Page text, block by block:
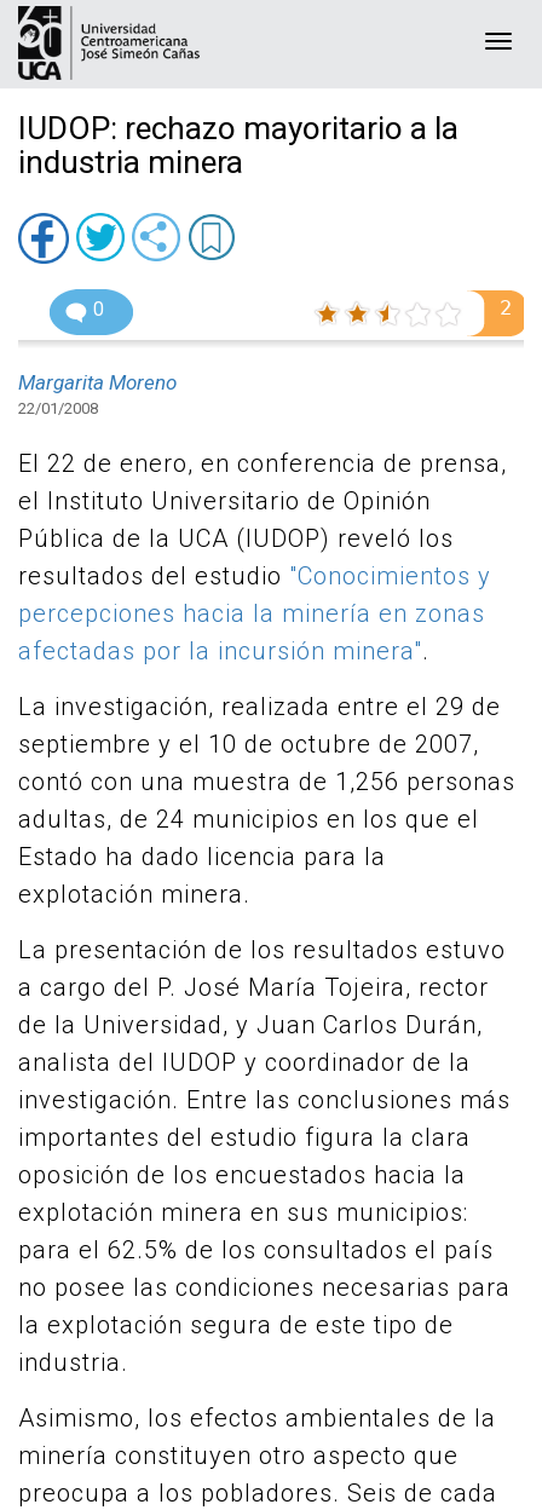
IUDOP: rechazo mayoritario a la
industria minera
0 2
Margarita Moreno
22/01/2008
El 22 de enero, en conferencia de prensa,
el Instituto Universitario de Opinión
Pública de la UCA (IUDOP) reveló los
resultados del estudio "Conocimientos y
percepciones hacia la minería en zonas
afectadas por la incursión minera".
La investigación, realizada entre el 29 de
septiembre y el 10 de octubre de 2007,
contó con una muestra de 1,256 personas
adultas, de 24 municipios en los que el
Estado ha dado licencia para la
explotación minera.
La presentación de los resultados estuvo
a cargo del P. José María Tojeira, rector
de la Universidad, y Juan Carlos Durán,
analista del IUDOP y coordinador de la
investigación. Entre las conclusiones más
importantes del estudio figura la clara
oposición de los encuestados hacia la
explotación minera en sus municipios:
para el 62.5% de los consultados el país
no posee las condiciones necesarias para
la explotación segura de este tipo de
industria.
Asimismo, los efectos ambientales de la
minería constituyen otro aspecto que
preocupa a los pobladores. Seis de cada